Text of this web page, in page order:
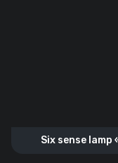
Six sense